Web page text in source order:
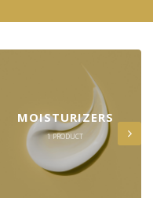
MOISTURIZERS
1PRODUCT